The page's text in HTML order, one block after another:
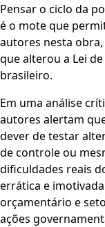
Pensar o ciclo da
é o mote que
autores nesta obra,
que alterou a Lei
brasileiro.
Em uma análise
autores alertam
dever de testar
de controle ou
dificuldades reais
errática e
orçamentário e
ações